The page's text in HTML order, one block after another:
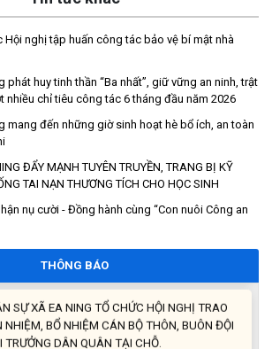
Hội nghị tập huấn công tác bảo vệ bí mật nhà
phát huy tinh thần “Ba nhất”, giữ vững an ninh, trật
nhiều chỉ tiêu công tác 6 tháng đầu năm 2026
mang đến những giờ sinh hoạt hè bổ ích, an toàn
ĐẨY MẠNH TUYÊN TRUYỀN, TRANG BỊ KỸ
TAI NẠN THƯƠNG TÍCH CHO HỌC SINH
nụ cười - Đồng hành cùng “Con nuôi Công an
THÔNG BÁO
DỤNG CHÍNH SÁCH XÃ HỘI
việc mất Giấy chứng nhận quyền sử dụng đất
UBND - ỦY BAN MTTQVN XÃ EA NING TỔ
NGÀY AN NINH MẠNG VIỆT NAM 6-8.
SỰ XÃ EA NING TỔ CHỨC HỘI NGHỊ TRAO
BỔ NHIỆM CÁN BỘ THÔN, BUÔN ĐỘI
TRƯỞNG DÂN QUÂN TẠI CHỖ.